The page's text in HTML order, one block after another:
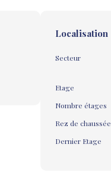
Localisation
Secteur
Etage
Nombre étages
Rez de chaussée
Dernier Etage